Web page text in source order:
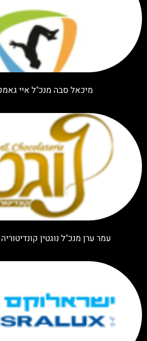
מיכאל סבה מנכ"ל איי
עמר ערן מנכ"ל נוגטין